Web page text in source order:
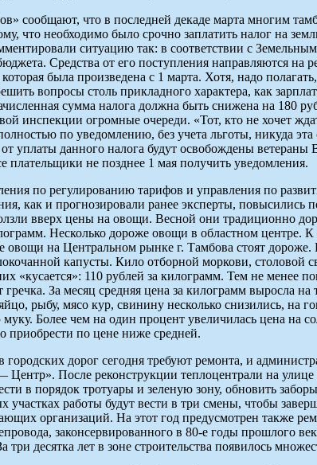
сообщают, что в последней декаде марта многим
что необходимо было срочно заплатить налог на
ситуацию так: в соответствии с
Средства от его поступления направляются
была произведена с 1 марта. Хотя, надо
вопросы столь прикладного характера, как
сумма налога должна быть снижена на 180
инспекции огромные очереди. «Тот, кто не хочет
по уведомлению, без учета льготы, никуда
уплаты данного налога будут освобождены
плательщики не позднее 1 мая получить уведомления.
по регулированию тарифов и управления по
как и прогнозировали ранее эксперты, повысились
вверх цены на овощи. Весной они традиционно
Несколько дороже овощи в областном центре.
овощи на Центральном рынке г. Тамбова стоят
капусты. Кило отборной моркови, столовой
«кусается»: 110 рублей за килограмм. Тем не менее
гречка. За месяц средняя цена за килограмм выросла
рыбу, мясо кур, свинину несколько снизились, на
Более чем на один процент увеличилась цена на
приобрести по цене ниже средней.
дорог сегодня требуют ремонта, и
Центр». После реконструкции теплоцентрали на
в порядок тротуары и зеленую зону, обновить
работы будут вести в три смены, чтобы
организаций. На этот год предусмотрен также
законсервированного в 80-е годы прошлого
три десятка лет в зоне строительства появилось